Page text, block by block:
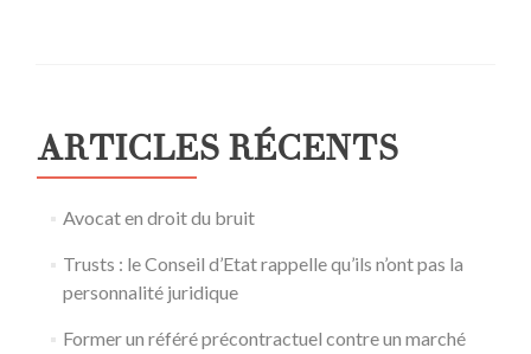
ARTICLES RÉCENTS
Avocat en droit du bruit
Trusts : le Conseil d’Etat rappelle qu’ils n’ont pas la
personnalité juridique
Former un référé précontractuel contre un marché